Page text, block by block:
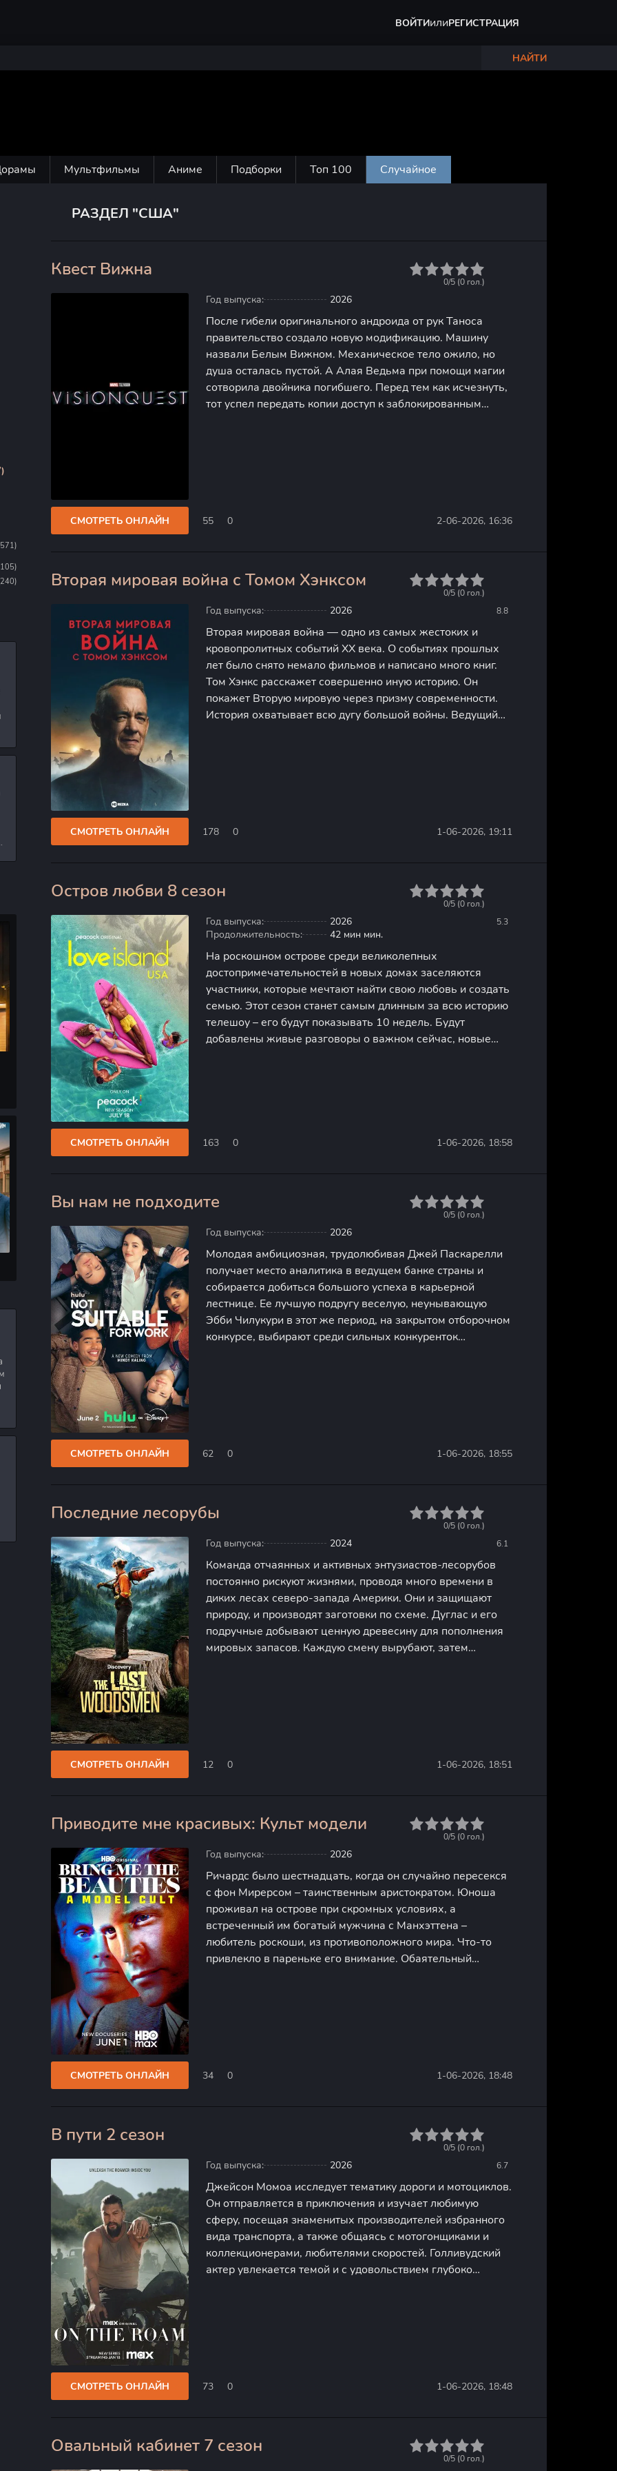
ВОЙТИилиРЕГИСТРАЦИЯ
НАЙТИ
Мультфильмы Аниме Подборки Топ 100 Случайное
РАЗДЕЛ "США"
Квест Вижна
0/5 (0 гол.)
Год выпуска: 2026
После гибели оригинального андроида от рук Таноса
правительство создало новую модификацию. Машину
назвали Белым Вижном. Механическое тело ожило, но
душа осталась пустой. А Алая Ведьма при помощи магии
сотворила двойника погибшего. Перед тем как исчезнуть,
тот успел передать копии доступ к заблокированным
СМОТРЕТЬ ОНЛАЙН 55 0 2-06-2026, 16:36
Вторая мировая война с Томом Хэнксом
8.8
0 1 2
0/5 (0 гол.)
Год выпуска: 2026
Вторая мировая война — одно из самых жестоких и
кровопролитных событий XX века. О событиях прошлых
лет было снято немало фильмов и написано много книг.
Том Хэнкс расскажет совершенно иную историю. Он
покажет Вторую мировую через призму современности.
История охватывает всю дугу большой войны. Ведущий
СМОТРЕТЬ ОНЛАЙН 178 0 1-06-2026, 19:11
Остров любви 8 сезон
5.3
0/5 (0 гол.)
Год выпуска:
2026
Продолжительность:
42 мин мин.
На роскошном острове среди великолепных
достопримечательностей в новых домах заселяются
участники, которые мечтают найти свою любовь и создать
семью. Этот сезон станет самым длинным за всю историю
телешоу – его будут показывать 10 недель. Будут
добавлены живые разговоры о важном сейчас, новые
СМОТРЕТЬ ОНЛАЙН 163 0 1-06-2026, 18:58
Вы нам не подходите
0/5 (0 гол.)
Год выпуска: 2026
Молодая амбициозная, трудолюбивая Джей Паскарелли
получает место аналитика в ведущем банке страны и
собирается добиться большого успеха в карьерной
лестнице. Ее лучшую подругу веселую, неунывающую
Эбби Чилукури в этот же период, на закрытом отборочном
конкурсе, выбирают среди сильных конкуренток
СМОТРЕТЬ ОНЛАЙН 62 0 1-06-2026, 18:55
Последние лесорубы
6.1
0/5 (0 гол.)
Год выпуска: 2024
Команда отчаянных и активных энтузиастов-лесорубов
постоянно рискуют жизнями, проводя много времени в
диких лесах северо-запада Америки. Они и защищают
природу, и производят заготовки по схеме. Дуглас и его
подручные добывают ценную древесину для пополнения
мировых запасов. Каждую смену вырубают, затем
СМОТРЕТЬ ОНЛАЙН 12 0 1-06-2026, 18:51
Приводите мне красивых: Культ модели
0 1 2
0/5 (0 гол.)
Год выпуска: 2026
Ричардс было шестнадцать, когда он случайно пересекся
с фон Мирерсом – таинственным аристократом. Юноша
проживал на острове при скромных условиях, а
встреченный им богатый мужчина с Манхэттена –
любитель роскоши, из противоположного мира. Что-то
привлекло в пареньке его внимание. Обаятельный
СМОТРЕТЬ ОНЛАЙН 34 0 1-06-2026, 18:48
В пути 2 сезон
6.7
0/5 (0 гол.)
Год выпуска: 2026
Джейсон Момоа исследует тематику дороги и мотоциклов.
Он отправляется в приключения и изучает любимую
сферу, посещая знаменитых производителей избранного
вида транспорта, а также общаясь с мотогонщиками и
коллекционерами, любителями скоростей. Голливудский
актер увлекается темой и с удовольствием глубоко
СМОТРЕТЬ ОНЛАЙН 73 0 1-06-2026, 18:48
Овальный кабинет 7 сезон
0/5 (0 гол.)